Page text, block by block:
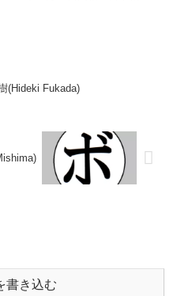
(Hideki Fukada)
書き込む